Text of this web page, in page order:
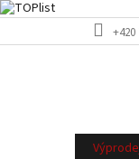
na
+420